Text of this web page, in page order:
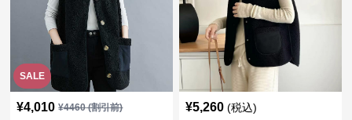
SALE
¥4,010 ¥4460(割引前) ¥5,260 (税込)